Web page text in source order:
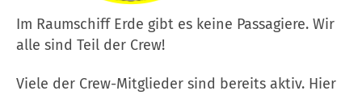
Im Raumschiff Erde gibt es keine Passagiere. Wir
alle sind Teil der Crew!
Viele der Crew-Mitglieder sind bereits aktiv. Hier